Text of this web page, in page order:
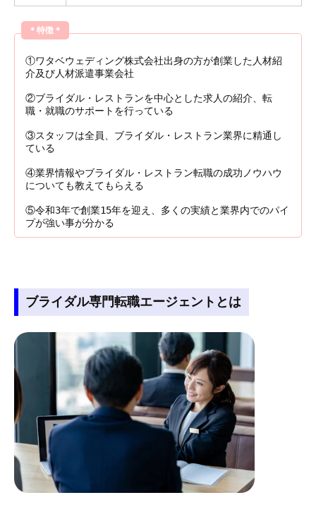
＊特徴＊
①ワタベウェディング株式会社出身の方が創業した人材紹
介及び人材派遣事業会社
②ブライダル・レストランを中心とした求人の紹介、転
職・就職のサポートを行っている
③スタッフは全員、ブライダル・レストラン業界に精通し
ている
④業界情報やブライダル・レストラン転職の成功ノウハウ
についても教えてもらえる
⑤令和3年で創業15年を迎え、多くの実績と業界内でのパイ
プが強い事が分かる
ブライダル専門転職エージェントとは